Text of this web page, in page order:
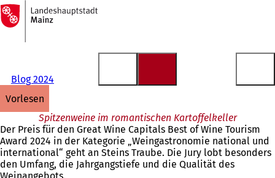
Inhalt anspringen
Zur
Startseite
Blog 2024
vorlesen
Spitzenweine im romantischen Kartoffelkeller
Der Preis für den Great Wine Capitals Best of Wine Tourism
Award 2024 in der Kategorie „Weingastronomie national und
international“ geht an Steins Traube. Die Jury lobt besonders
den Umfang, die Jahrgangstiefe und die Qualität des